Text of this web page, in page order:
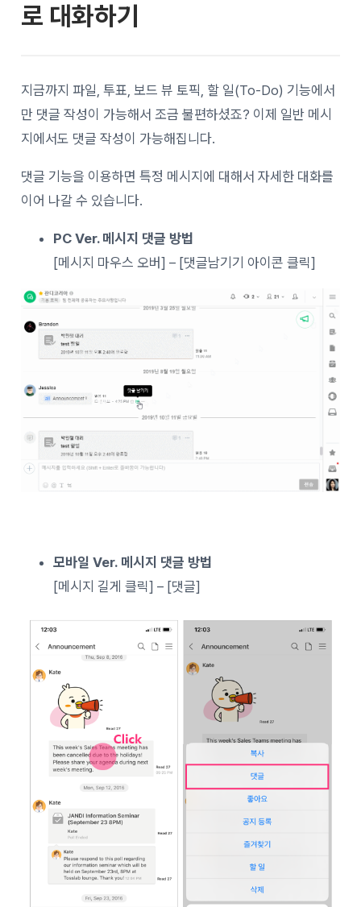
로 대화하기
지금까지 파일, 투표, 보드 뷰 토픽, 할 일(To-Do) 기능에서
만 댓글 작성이 가능해서 조금 불편하셨죠? 이제 일반 메시
지에서도 댓글 작성이 가능해집니다.
댓글 기능을 이용하면 특정 메시지에 대해서 자세한 대화를
이어 나갈 수 있습니다.
PC Ver. 메시지 댓글 방법
[메시지 마우스 오버] – [댓글남기기 아이콘 클릭]
모바일 Ver. 메시지 댓글 방법
[메시지 길게 클릭] – [댓글]